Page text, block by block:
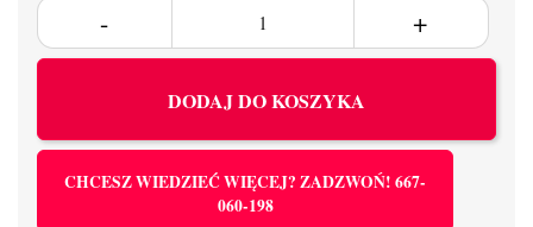
DODAJ DO KOSZYKA
CHCESZ WIEDZIEĆ WIĘCEJ? ZADZWOŃ! 667-
060-198